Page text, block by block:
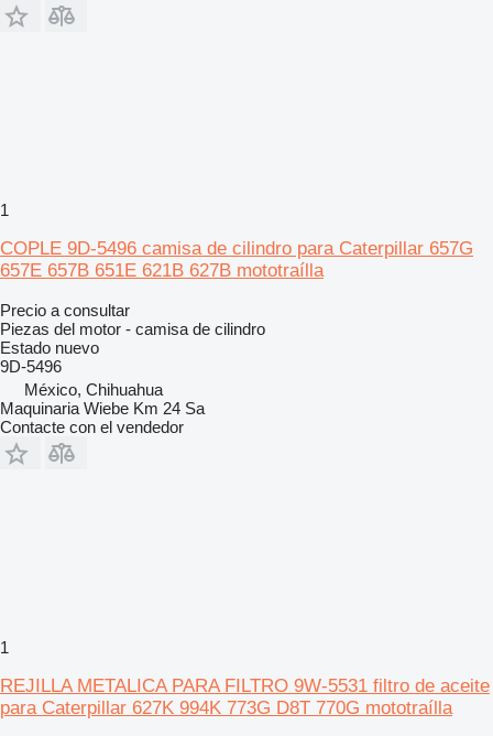
1
COPLE 9D-5496 camisa de cilindro para Caterpillar 657G
657E 657B 651E 621B 627B mototraílla
Precio a consultar
Piezas del motor - camisa de cilindro
Estado nuevo
9D-5496
México, Chihuahua
Maquinaria Wiebe Km 24 Sa
Contacte con el vendedor
1
REJILLA METALICA PARA FILTRO 9W-5531 filtro de aceite
para Caterpillar 627K 994K 773G D8T 770G mototraílla